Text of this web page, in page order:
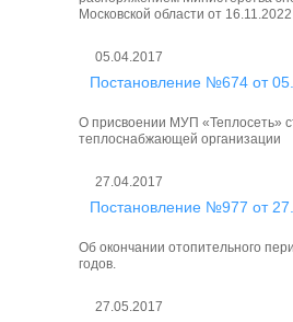
Московской области от
05.04.2017
Постановление №674 от
О присвоении МУП «Теплосеть»
теплоснабжающей организации
27.04.2017
Постановление №977 от
Об окончании отопительного
годов.
27.05.2017